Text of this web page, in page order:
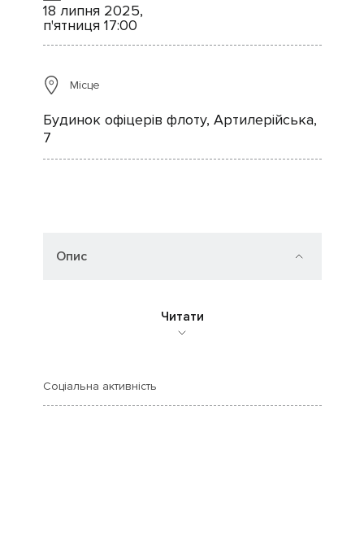
18 липня 2025,
п'ятниця 17:00
Місце
Будинок офіцерів флоту, Артилерійська,
7
Опис
Читати
Соціальна активність